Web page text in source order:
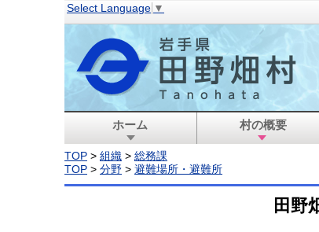
Select Language ▼
ホーム 村の概要
TOP > 組織 > 総務課
TOP > 分野 > 避難場所・避難所
田野